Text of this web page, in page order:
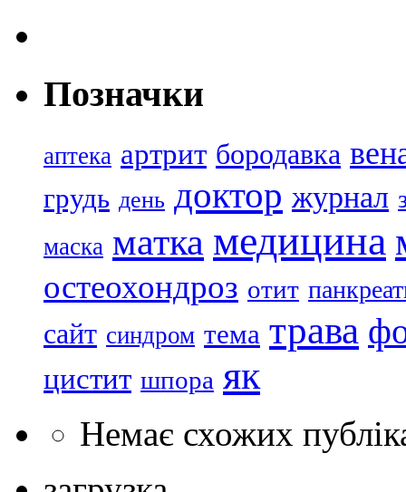
Позначки
аптека артрит бородавка
грудь день доктор журнал
маска матка медицина
остеохондроз отит
сайт синдром тема трава
цистит шпора як
Немає схожих